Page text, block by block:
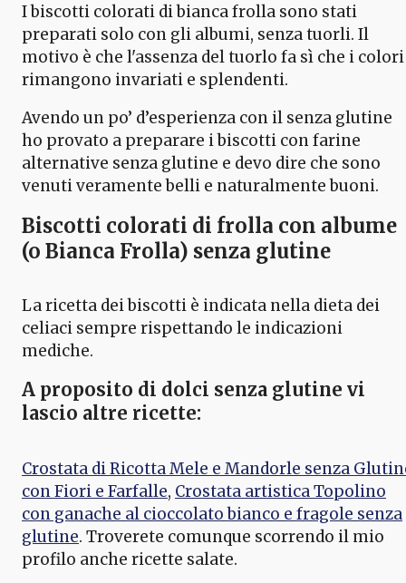
I biscotti colorati di bianca frolla sono stati
preparati solo con gli albumi, senza tuorli. Il
motivo è che l'assenza del tuorlo fa sì che i colori
rimangono invariati e splendenti.
Avendo un po’ d’esperienza con il senza glutine
ho provato a preparare i biscotti con farine
alternative senza glutine e devo dire che sono
venuti veramente belli e naturalmente buoni.
Biscotti colorati di frolla con albume
(o Bianca Frolla) senza glutine
La ricetta dei biscotti è indicata nella dieta dei
celiaci sempre rispettando le indicazioni
mediche.
A proposito di dolci senza glutine vi
lascio altre ricette:
Crostata di Ricotta Mele e Mandorle senza
con Fiori e Farfalle, Crostata artistica Topolino
con ganache al cioccolato bianco e fragole senza
glutine. Troverete comunque scorrendo il mio
profilo anche ricette salate.